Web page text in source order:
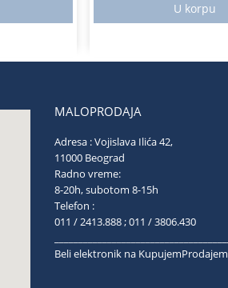
U korpu
MALOPRODAJA
Adresa : Vojislava Ilića 42,
11000 Beograd
Radno vreme:
8-20h, subotom 8-15h
Telefon :
011 / 2413.888 ; 011 / 3806.430
Beli elektronik na KupujemProdajem